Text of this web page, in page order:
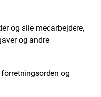
og alle medarbejdere,
og andre
og